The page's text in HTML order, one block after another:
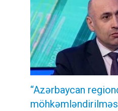
“Azərbaycan